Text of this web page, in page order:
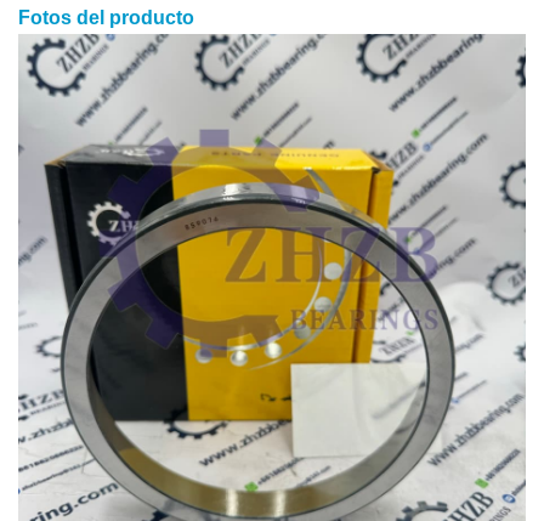
Fotos del producto